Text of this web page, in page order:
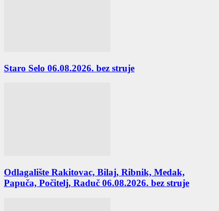
Staro Selo 06.08.2026. bez struje
Odlagalište Rakitovac, Bilaj, Ribnik, Medak,
Papuča, Počitelj, Raduč 06.08.2026. bez struje